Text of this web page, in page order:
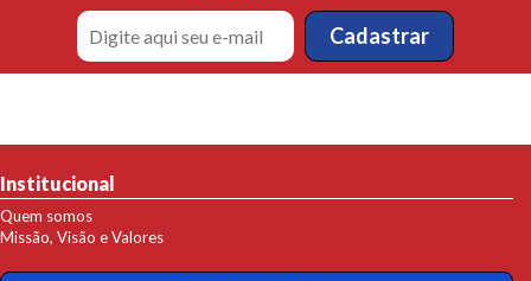
Institucional
Quem somos
Missão, Visão e Valores